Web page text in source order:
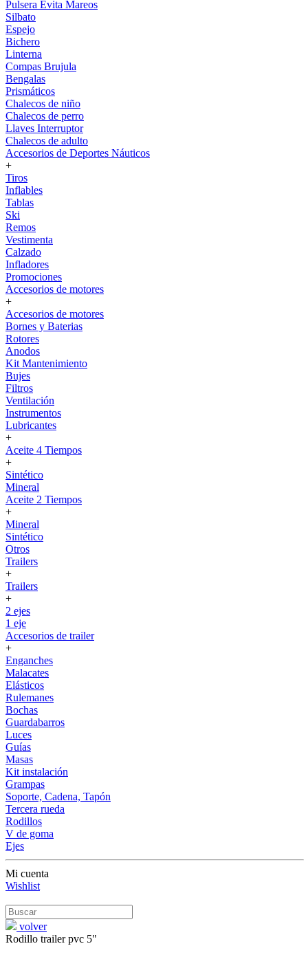
Pulsera Evita Mareos
Silbato
Espejo
Bichero
Linterna
Compas Brujula
Bengalas
Prismáticos
Chalecos de niño
Chalecos de perro
Llaves Interruptor
Chalecos de adulto
Accesorios de Deportes Náuticos
+
Tiros
Inflables
Tablas
Ski
Remos
Vestimenta
Calzado
Infladores
Promociones
Accesorios de motores
+
Accesorios de motores
Bornes y Baterias
Rotores
Anodos
Kit Mantenimiento
Bujes
Filtros
Ventilación
Instrumentos
Lubricantes
+
Aceite 4 Tiempos
+
Sintético
Mineral
Aceite 2 Tiempos
+
Mineral
Sintético
Otros
Trailers
+
Trailers
+
2 ejes
1 eje
Accesorios de trailer
+
Enganches
Malacates
Elásticos
Rulemanes
Bochas
Guardabarros
Luces
Guías
Masas
Kit instalación
Grampas
Soporte, Cadena, Tapón
Tercera rueda
Rodillos
V de goma
Ejes
Mi cuenta
Wishlist
volver
Rodillo trailer pvc 5"